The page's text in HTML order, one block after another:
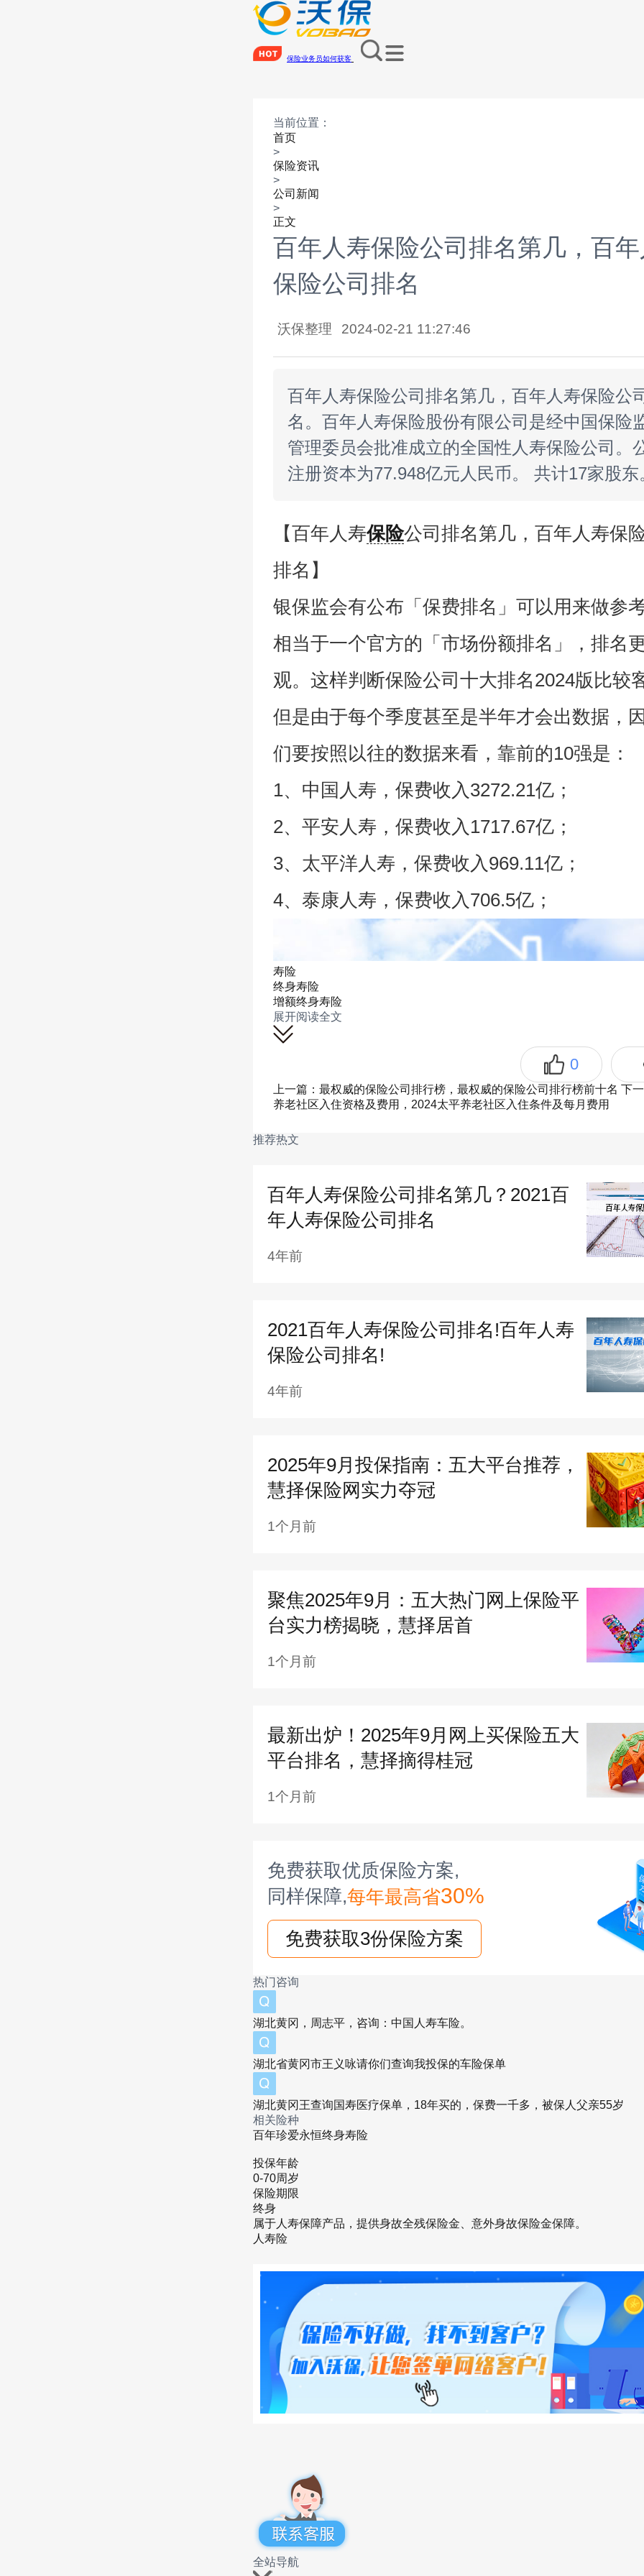
保险业务员如何获客
当前位置：
首页
>
保险资讯
>
公司新闻
>
正文
百年人寿保险公司排名第几，百
保险公司排名
沃保整理 2024-02-21 11:27:46
百年人寿保险公司排名第几，百年人寿保险公
名。百年人寿保险股份有限公司是经中国保险
管理委员会批准成立的全国性人寿保险公司。
注册资本为77.948亿元人民币。 共计17家股东
【百年人寿保险公司排名第几，百年人寿保
排名】
银保监会有公布「保费排名」可以用来做参
相当于一个官方的「市场份额排名」，排名
观。这样判断保险公司十大排名2024版比较
但是由于每个季度甚至是半年才会出数据，
们要按照以往的数据来看，靠前的10强是：
1、中国人寿，保费收入3272.21亿；
2、平安人寿，保费收入1717.67亿；
3、太平洋人寿，保费收入969.11亿；
4、泰康人寿，保费收入706.5亿；
5、新华人寿，保费收入647.72亿；
6、人保寿险，保费收入594.14亿；
8、太平人寿，保费收入566.11亿；
9、阳光人寿，保费收入308.85亿；
10、百年人寿，保费收入248.21亿。
纽约，是一家历史悠久的保险公司。经过近
发展，百年人寿保险公司在全世界范围内拥
多的业务，包含人寿保险、健康保险、养老
展迅速，成为了一家世界级的保险公司。
百年人寿保险公司的业务覆盖范围非常广泛
人寿保险、健康保险、旅游保险等，企业保
括财产保险、责任险、雇主责任险等。百年
险公司的业务覆盖范围非常广泛，是一家多
百年人寿产品推荐：百年珍爱永恒终身寿险
1、保费较低，杠杆较高
2024百年珍爱永恒终身寿险的杠杆很高，这
不变的。我们以40岁男性为例，缴费20年，
纳10.28万保费，保障到终身，基本保额500
在同类型产品里保费低，性价比高。
寿险
终身寿险
增额终身寿险
展开阅读全文
0
上一篇：最权威的保险公司排行榜，最权威的保险公司排行榜前十名 下
养老社区入住资格及费用，2024太平养老社区入住条件及每月费用
推荐热文
百年人寿保险公司排名第几？2021百
年人寿保险公司排名
4年前
2021百年人寿保险公司排名!百年人寿
保险公司排名!
4年前
2025年9月投保指南：五大平台推荐，
慧择保险网实力夺冠
1个月前
聚焦2025年9月：五大热门网上保险平
台实力榜揭晓，慧择居首
1个月前
最新出炉！2025年9月网上买保险五大
平台排名，慧择摘得桂冠
1个月前
免费获取优质保险方案,
同样保障,每年最高省30%
免费获取3份保险方案
热门咨询
湖北黄冈，周志平，咨询：中国人寿车险。
湖北省黄冈市王义咏请你们查询我投保的车险保单
湖北黄冈王查询国寿医疗保单，18年买的，保费一千多，被保人父亲55岁
相关险种
百年珍爱永恒终身寿险
投保年龄
0-70周岁
保险期限
终身
属于人寿保障产品，提供身故全残保险金、意外身故保险金保障。
人寿险
全站导航